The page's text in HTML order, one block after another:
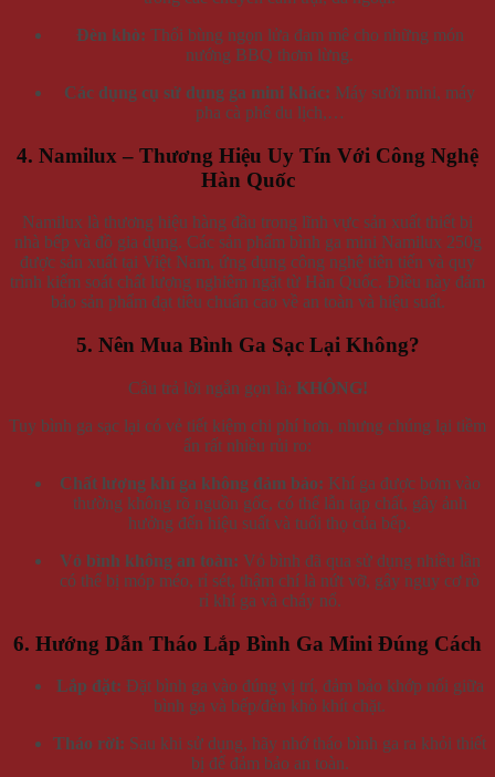
Đèn khò: Thổi bùng ngọn lửa đam mê cho những món
nướng BBQ thơm lừng.
Các dụng cụ sử dụng ga mini khác: Máy sưởi mini, máy
pha cà phê du lịch,…
4. Namilux – Thương Hiệu Uy Tín Với Công Nghệ
Hàn Quốc
Namilux là thương hiệu hàng đầu trong lĩnh vực sản xuất thiết bị
nhà bếp và đồ gia dụng. Các sản phẩm bình ga mini Namilux 250g
được sản xuất tại Việt Nam, ứng dụng công nghệ tiên tiến và quy
trình kiểm soát chất lượng nghiêm ngặt từ Hàn Quốc. Điều này đảm
bảo sản phẩm đạt tiêu chuẩn cao về an toàn và hiệu suất.
5. Nên Mua Bình Ga Sạc Lại Không?
Câu trả lời ngắn gọn là: KHÔNG!
Tuy bình ga sạc lại có vẻ tiết kiệm chi phí hơn, nhưng chúng lại tiềm
ẩn rất nhiều rủi ro:
Chất lượng khí ga không đảm bảo: Khí ga được bơm vào
thường không rõ nguồn gốc, có thể lẫn tạp chất, gây ảnh
hưởng đến hiệu suất và tuổi thọ của bếp.
Vỏ bình không an toàn: Vỏ bình đã qua sử dụng nhiều lần
có thể bị móp méo, rỉ sét, thậm chí là nứt vỡ, gây nguy cơ rò
rỉ khí ga và cháy nổ.
6. Hướng Dẫn Tháo Lắp Bình Ga Mini Đúng Cách
Lắp đặt: Đặt bình ga vào đúng vị trí, đảm bảo khớp nối giữa
bình ga và bếp/đèn khò khít chặt.
Tháo rời: Sau khi sử dụng, hãy nhớ tháo bình ga ra khỏi thiết
bị để đảm bảo an toàn.